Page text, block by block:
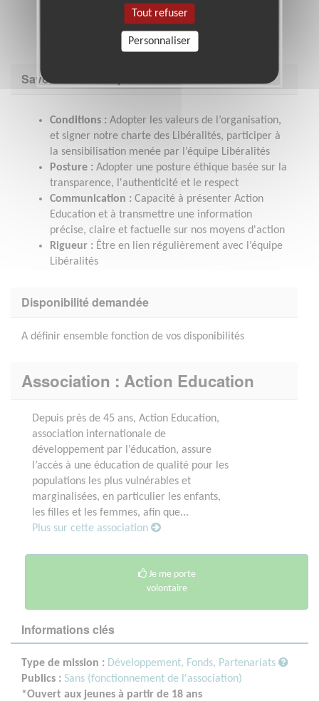
dynamique de réseau et recevrez également les
informations du réseau et les formations
Savoir être & compétences
Conditions : Adopter les valeurs de l’organisation,
et signer notre charte des Libéralités, participer à
la sensibilisation menée par l’équipe Libéralités
Posture : Adopter une posture éthique basée sur la
transparence, l'authenticité et le respect
Communication : Capacité à présenter Action
Education et à transmettre une information
précise, claire et factuelle sur nos moyens d'action
Rigueur : Être en lien régulièrement avec l’équipe
Libéralités
Disponibilité demandée
A définir ensemble fonction de vos disponibilités
Association : Action Education
Depuis près de 45 ans, Action Education,
association internationale de
développement par l’éducation, assure
l’accès à une éducation de qualité pour les
populations les plus vulnérables et
marginalisées, en particulier les enfants,
les filles et les femmes, afin que...
Plus sur cette association
Je me porte
volontaire
Informations clés
Type de mission : Développement, Fonds, Partenariats
Publics : Sans (fonctionnement de l'association)
*Ouvert aux jeunes à partir de 18 ans
Tout refuser
Personnaliser